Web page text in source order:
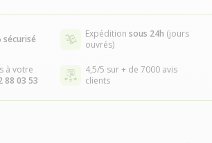
sécurisé Expédition sous 24h (jours
ouvrés)
à votre
88 03 53
4,5/5 sur + de 7000 avis
clients